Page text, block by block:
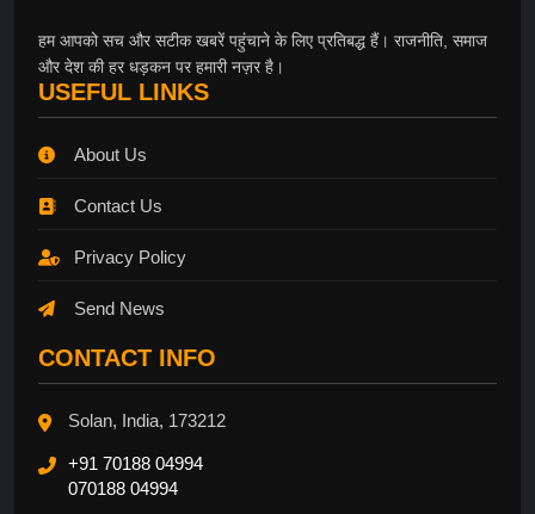
हम आपको सच और सटीक खबरें पहुंचाने के लिए प्रतिबद्ध हैं। राजनीति, समाज
और देश की हर धड़कन पर हमारी नज़र है।
USEFUL LINKS
About Us
Contact Us
Privacy Policy
Send News
CONTACT INFO
Solan, India, 173212
+91 70188 04994
070188 04994